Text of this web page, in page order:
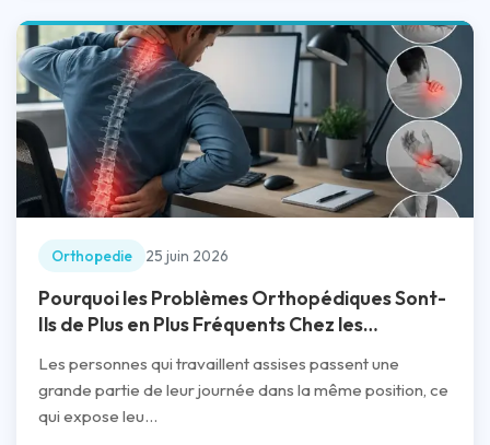
Orthopedie 25 juin 2026
Pourquoi les Problèmes Orthopédiques Sont-
Ils de Plus en Plus Fréquents Chez les
Les personnes qui travaillent assises passent une
grande partie de leur journée dans la même position, ce
qui expose leu...